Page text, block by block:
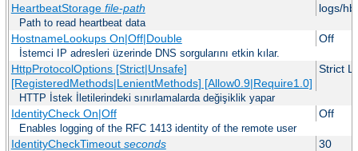
HeartbeatStorage file-path logs/
Path to read heartbeat data
HostnameLookups On|Off|Double Off
İstemci IP adresleri üzerinde DNS sorgularını etkin kılar.
HttpProtocolOptions [Strict|Unsafe]
[RegisteredMethods|LenientMethods] [Allow0.9|Require1.0]
Strict
HTTP İstek İletilerindeki sınırlamalarda değişiklik yapar
IdentityCheck On|Off Off
Enables logging of the RFC 1413 identity of the remote user
IdentityCheckTimeout seconds 30